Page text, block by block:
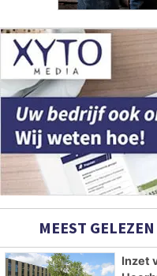
MEEST GELEZEN
Inzet